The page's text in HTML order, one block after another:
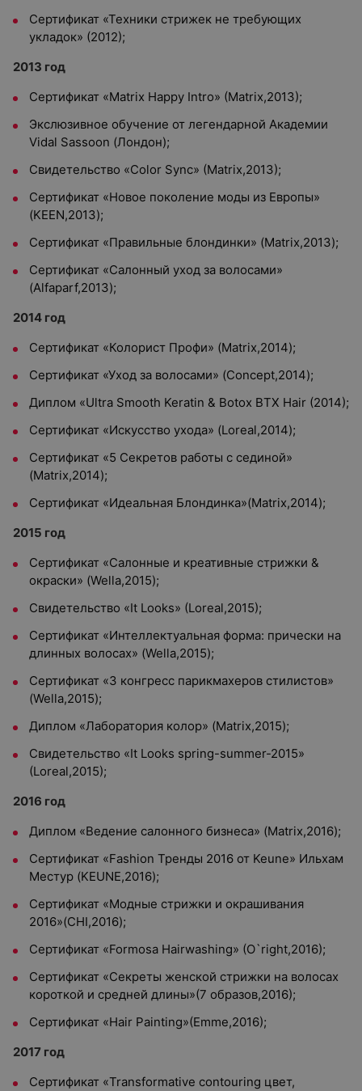
Сертификат «Техники стрижек не требующих
укладок» (2012);
2013 год
Сертификат «Matrix Happy Intro» (Matrix,2013);
Экслюзивное обучение от легендарной Академии
Vidal Sassoon (Лондон);
Свидетельство «Color Sync» (Matrix,2013);
Сертификат «Новое поколение моды из Европы»
(KEEN,2013);
Сертификат «Правильные блондинки» (Matrix,2013);
Сертификат «Салонный уход за волосами»
(Alfaparf,2013);
2014 год
Сертификат «Колорист Профи» (Matrix,2014);
Сертификат «Уход за волосами» (Concept,2014);
Диплом «Ultra Smooth Keratin & Botox BTX Hair (2014);
Сертификат «Искусство ухода» (Loreal,2014);
Сертификат «5 Секретов работы с сединой»
(Matrix,2014);
Сертификат «Идеальная Блондинка»(Matrix,2014);
2015 год
Сертификат «Салонные и креативные стрижки &
окраски» (Wella,2015);
Свидетельство «It Looks» (Loreal,2015);
Сертификат «Интеллектуальная форма: прически на
длинных волосах» (Wella,2015);
Сертификат «3 конгресс парикмахеров стилистов»
(Wella,2015);
Диплом «Лаборатория колор» (Matrix,2015);
Свидетельство «It Looks spring-summer-2015»
(Loreal,2015);
2016 год
Диплом «Ведение салонного бизнеса» (Matrix,2016);
Сертификат «Fashion Тренды 2016 от Keune» Ильхам
Местур (KEUNE,2016);
Сертификат «Модные стрижки и окрашивания
2016»(CHI,2016);
Сертификат «Formosa Hairwashing» (O`right,2016);
Сертификат «Секреты женской стрижки на волосах
короткой и средней длины»(7 образов,2016);
Сертификат «Hair Painting»(Emme,2016);
2017 год
Сертификат «Transformative contouring цвет,